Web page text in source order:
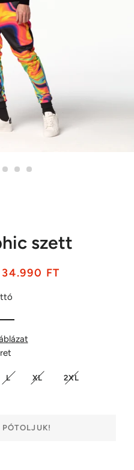
szett
Akciós
34.990 FT
L XL 2XL
PÓTOLJUK!